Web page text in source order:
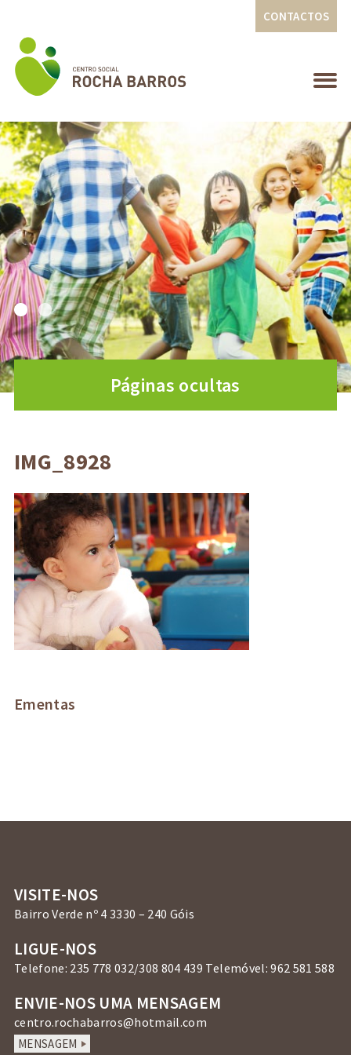
CONTACTOS
Páginas ocultas
Ementas
IMG_8928
VISITE-NOS
Bairro Verde nº 4 3330 – 240 Góis
LIGUE-NOS
Telefone: 235 778 032/308 804 439 Telemóvel: 962 581 588
ENVIE-NOS UMA MENSAGEM
centro.rochabarros@hotmail.com
MENSAGEM